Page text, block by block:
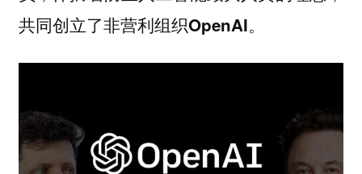
共同创立了非营利组织OpenAI。